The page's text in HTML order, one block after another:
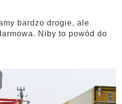
bardzo drogie, ale
Niby to powód do